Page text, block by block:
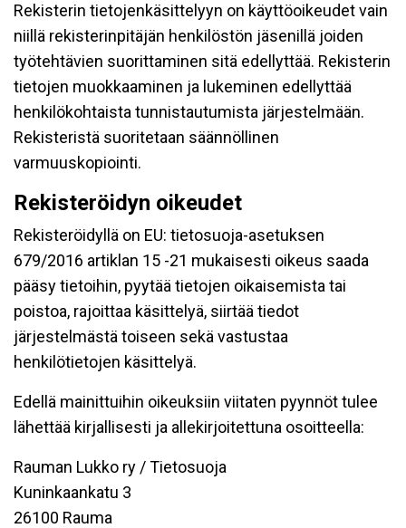
Rekisterin tietojenkäsittelyyn on käyttöoikeudet vain
niillä rekisterinpitäjän henkilöstön jäsenillä joiden
työtehtävien suorittaminen sitä edellyttää. Rekisterin
tietojen muokkaaminen ja lukeminen edellyttää
henkilökohtaista tunnistautumista järjestelmään.
Rekisteristä suoritetaan säännöllinen
varmuuskopiointi.
Rekisteröidyn oikeudet
Rekisteröidyllä on EU: tietosuoja-asetuksen
679/2016 artiklan 15 -21 mukaisesti oikeus saada
pääsy tietoihin, pyytää tietojen oikaisemista tai
poistoa, rajoittaa käsittelyä, siirtää tiedot
järjestelmästä toiseen sekä vastustaa
henkilötietojen käsittelyä.
Edellä mainittuihin oikeuksiin viitaten pyynnöt tulee
lähettää kirjallisesti ja allekirjoitettuna osoitteella:
Rauman Lukko ry / Tietosuoja
Kuninkaankatu 3
26100 Rauma